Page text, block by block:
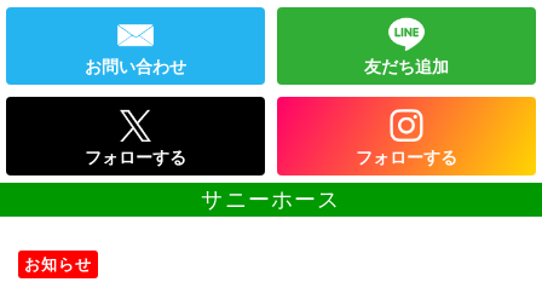
お問い合わせ 友だち追加
フォローする フォローする
サニーホース
お知らせ